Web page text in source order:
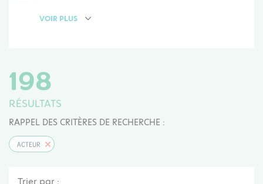
VOIR PLUS
198
RÉSULTATS
RAPPEL DES CRITÈRES DE RECHERCHE :
ACTEUR
Trier par :